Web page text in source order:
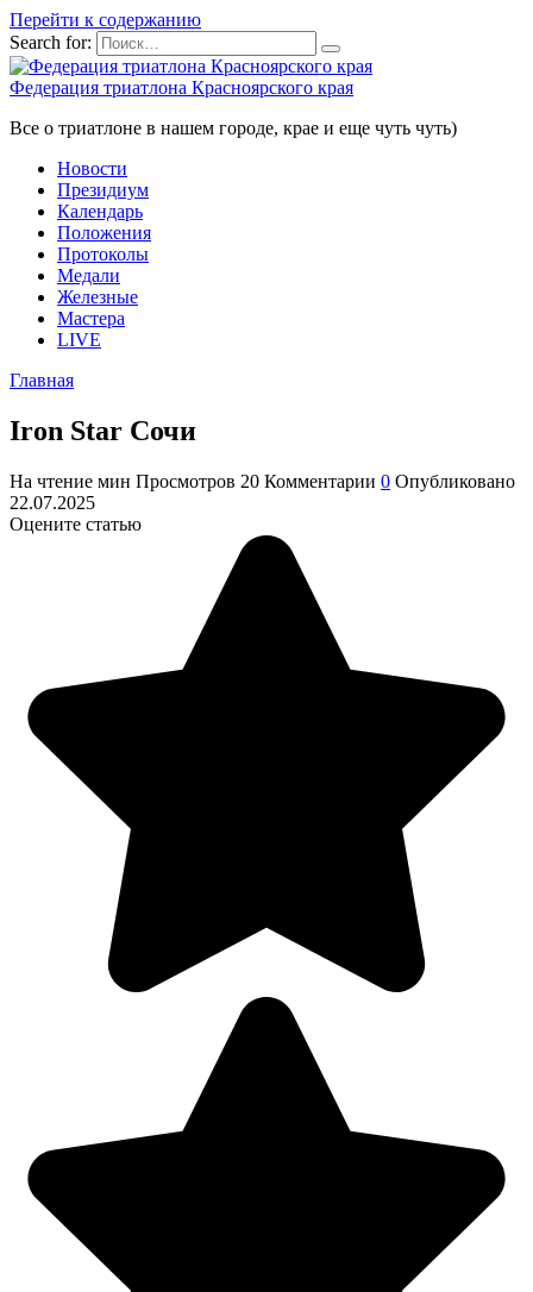
Перейти к содержанию
Search for:
Федерация триатлона Красноярского края
Все о триатлоне в нашем городе, крае и еще чуть чуть)
Новости
Президиум
Календарь
Положения
Протоколы
Медали
Железные
Мастера
LIVE
Главная
Iron Star Сочи
На чтение мин Просмотров 20 Комментарии 0 Опубликовано
22.07.2025
Оцените статью